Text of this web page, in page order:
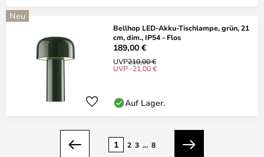
Neu
Bellhop LED-Akku-Tischlampe, grün, 21
cm, dim., IP54 - Flos
189,00 €
UVP210,00 €
UVP -21,00 €
Auf Lager.
Zurück
1 2 3 ... 8
Weiter